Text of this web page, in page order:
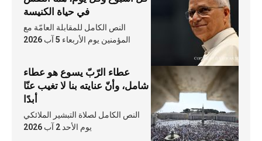
في حياة الكنيسة
النص الكامل للمقابلة العامّة مع
المؤمنين يوم الأربعاء 5 آب 2026
عطاء الرّبّ يسوع هو عطاء
شامل، وأنّ عنايته بنا لا تغيب عنّا
أبدًا
النص الكامل لصلاة التبشير الملائكي
يوم الأحد 2 آب 2026